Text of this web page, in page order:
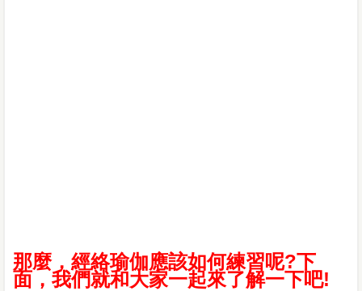
那麼，經絡瑜伽應該如何練習呢?下
面，我們就和大家一起來了解一下吧!